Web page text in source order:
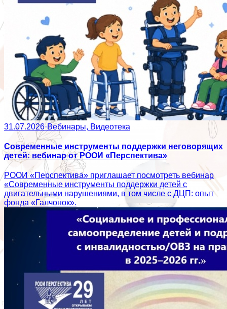
31.07.2026·Вебинары, Видеотека
Современные инструменты поддержки неговорящих
детей: вебинар от РООИ «Перспектива»
РООИ «Перспектива» приглашает посмотреть вебинар
«Современные инструменты поддержки детей с
двигательными нарушениями, в том числе с ДЦП: опыт
фонда «Галчонок».